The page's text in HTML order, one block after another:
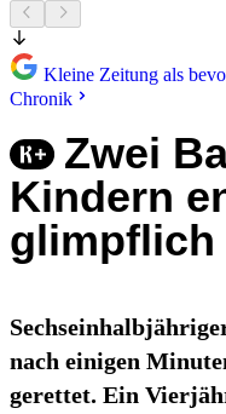
Kleine Zeitung als
Chronik
Zwei
Kindern
glimpflich
nach einigen
gerettet. Ein